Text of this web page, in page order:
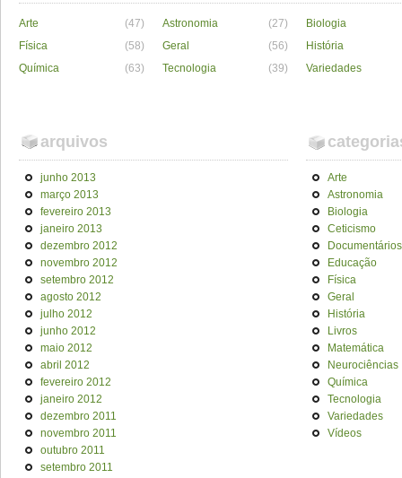
Arte (47) Astronomia (27)
Biologia
Física
(58) Geral (56)
História
Química
(63) Tecnologia (39) Variedades
arquivos
junho 2013
março 2013
fevereiro 2013
janeiro 2013
dezembro 2012
novembro 2012
setembro 2012
agosto 2012
julho 2012
junho 2012
maio 2012
abril 2012
fevereiro 2012
janeiro 2012
dezembro 2011
novembro 2011
outubro 2011
setembro 2011
Arte
Astronomia
Biologia
Ceticismo
Documentários
Educação
Física
Geral
História
Livros
Matemática
Neurociências
Química
Tecnologia
Variedades
Vídeos